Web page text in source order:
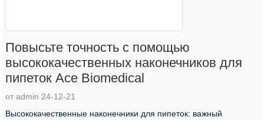
Повысьте точность с помощью
высококачественных наконечников для
пипеток Ace Biomedical
от admin 24-12-21
Высококачественные наконечники для пипеток: важный